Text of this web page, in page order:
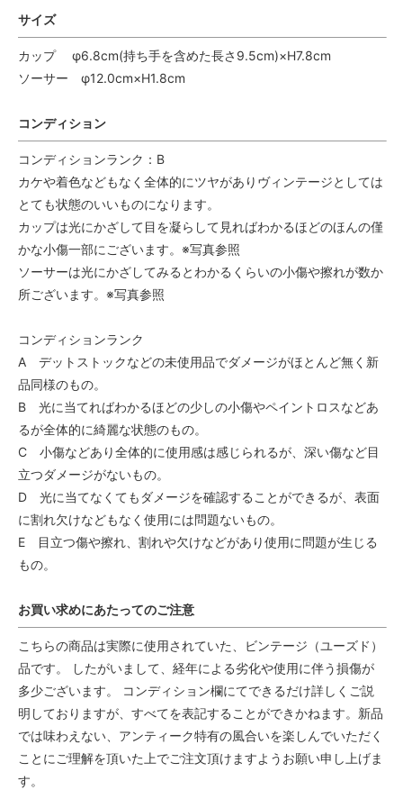
サイズ
カップ φ6.8cm(持ち手を含めた長さ9.5cm)×H7.8cm
ソーサー φ12.0cm×H1.8cm
コンディション
コンディションランク：B
カケや着色などもなく全体的にツヤがありヴィンテージとしては
とても状態のいいものになります。
カップは光にかざして目を凝らして見ればわかるほどのほんの僅
かな小傷一部にございます。※写真参照
ソーサーは光にかざしてみるとわかるくらいの小傷や擦れが数か
所ございます。※写真参照
コンディションランク
A デットストックなどの未使用品でダメージがほとんど無く新
品同様のもの。
B 光に当てればわかるほどの少しの小傷やペイントロスなどあ
るが全体的に綺麗な状態のもの。
C 小傷などあり全体的に使用感は感じられるが、深い傷など目
立つダメージがないもの。
D 光に当てなくてもダメージを確認することができるが、表面
に割れ欠けなどもなく使用には問題ないもの。
E 目立つ傷や擦れ、割れや欠けなどがあり使用に問題が生じる
もの。
お買い求めにあたってのご注意
こちらの商品は実際に使用されていた、ビンテージ（ユーズド）
品です。 したがいまして、経年による劣化や使用に伴う損傷が
多少ございます。 コンディション欄にてできるだけ詳しくご説
明しておりますが、すべてを表記することができかねます。新品
では味わえない、アンティーク特有の風合いを楽しんでいただく
ことにご理解を頂いた上でご注文頂けますようお願い申し上げま
す。